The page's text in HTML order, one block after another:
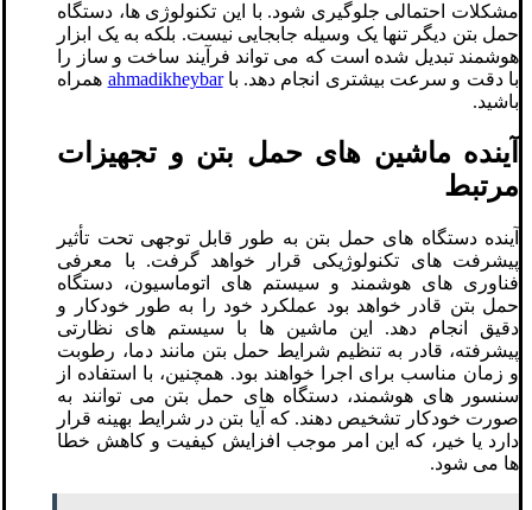
مشکلات احتمالی جلوگیری شود. با این تکنولوژی‌ ها، دستگاه
حمل بتن دیگر تنها یک وسیله جابجایی نیست. بلکه به یک ابزار
هوشمند تبدیل شده است که می ‌تواند فرآیند ساخت ‌و ساز را
با دقت و سرعت بیشتری انجام دهد. باahmadikheybar همراه
باشید.
آینده ماشین‌ های حمل بتن و تجهیزات
مرتبط
آینده دستگاه‌ های حمل بتن به طور قابل توجهی تحت تأثیر
پیشرفت ‌های تکنولوژیکی قرار خواهد گرفت. با معرفی
فناوری‌ های هوشمند و سیستم‌ های اتوماسیون، دستگاه
حمل بتن قادر خواهد بود عملکرد خود را به طور خودکار و
دقیق انجام دهد. این ماشین‌ ها با سیستم ‌های نظارتی
پیشرفته، قادر به تنظیم شرایط حمل بتن مانند دما، رطوبت
و زمان مناسب برای اجرا خواهند بود. همچنین، با استفاده از
سنسور های هوشمند، دستگاه ‌های حمل بتن می‌ توانند به
صورت خودکار تشخیص دهند. که آیا بتن در شرایط بهینه قرار
دارد یا خیر، که این امر موجب افزایش کیفیت و کاهش خطا
ها می‌ شود.